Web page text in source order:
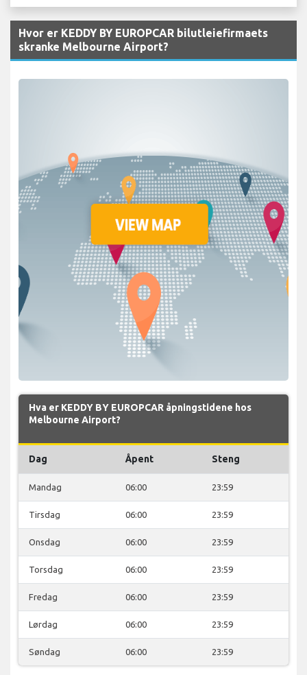
Hvor er KEDDY BY EUROPCAR bilutleiefirmaets
skranke Melbourne Airport?
Hva er KEDDY BY EUROPCAR åpningstidene hos
Melbourne Airport?
Dag Åpent Steng
Mandag 06:00 23:59
Tirsdag 06:00 23:59
Onsdag 06:00 23:59
Torsdag 06:00 23:59
Fredag 06:00 23:59
Lørdag 06:00 23:59
Søndag 06:00 23:59